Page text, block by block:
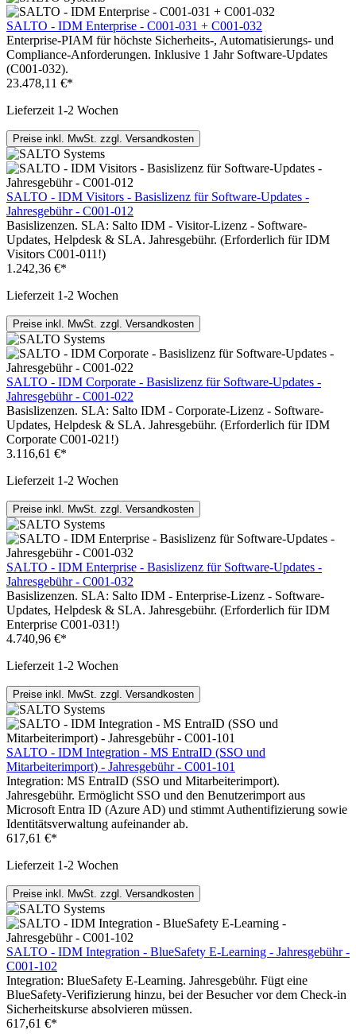
SALTO - IDM Enterprise - C001-031 + C001-032
Enterprise-PIAM für höchste Sicherheits-, Automatisierungs- und
Compliance-Anforderungen. Inklusive 1 Jahr Software-Updates
(C001-032).
23.478,11 €*
Lieferzeit 1-2 Wochen
Preise inkl. MwSt. zzgl. Versandkosten
SALTO - IDM Visitors - Basislizenz für Software-Updates -
Jahresgebühr - C001-012
Basislizenzen. SLA: Salto IDM - Visitor-Lizenz - Software-
Updates, Helpdesk & SLA. Jahresgebühr. (Erforderlich für IDM
Visitors C001-011!)
1.242,36 €*
Lieferzeit 1-2 Wochen
Preise inkl. MwSt. zzgl. Versandkosten
SALTO - IDM Corporate - Basislizenz für Software-Updates -
Jahresgebühr - C001-022
Basislizenzen. SLA: Salto IDM - Corporate-Lizenz - Software-
Updates, Helpdesk & SLA. Jahresgebühr. (Erforderlich für IDM
Corporate C001-021!)
3.116,61 €*
Lieferzeit 1-2 Wochen
Preise inkl. MwSt. zzgl. Versandkosten
SALTO - IDM Enterprise - Basislizenz für Software-Updates -
Jahresgebühr - C001-032
Basislizenzen. SLA: Salto IDM - Enterprise-Lizenz - Software-
Updates, Helpdesk & SLA. Jahresgebühr. (Erforderlich für IDM
Enterprise C001-031!)
4.740,96 €*
Lieferzeit 1-2 Wochen
Preise inkl. MwSt. zzgl. Versandkosten
SALTO - IDM Integration - MS EntraID (SSO und
Mitarbeiterimport) - Jahresgebühr - C001-101
Integration: MS EntraID (SSO und Mitarbeiterimport).
Jahresgebühr. Ermöglicht SSO und den Benutzerimport aus
Microsoft Entra ID (Azure AD) und stimmt Authentifizierung sowie
Identitätsverwaltung aufeinander ab.
617,61 €*
Lieferzeit 1-2 Wochen
Preise inkl. MwSt. zzgl. Versandkosten
SALTO - IDM Integration - BlueSafety E-Learning - Jahresgebühr -
C001-102
Integration: BlueSafety E-Learning. Jahresgebühr. Fügt eine
BlueSafety-Verifizierung hinzu, bei der Besucher vor dem Check-in
Sicherheitskurse absolvieren müssen.
617,61 €*